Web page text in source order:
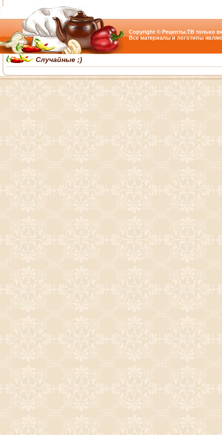
Случайные ;)
Copyright © Рецепты.ТВ только
Все материалы и логотипы